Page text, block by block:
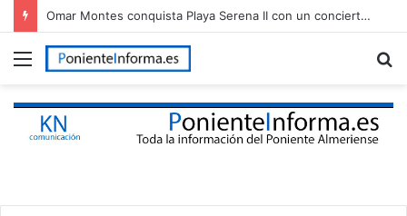
Omar Montes conquista Playa Serena II con un concierto multitudinario en Roquetas de Mar
Menú